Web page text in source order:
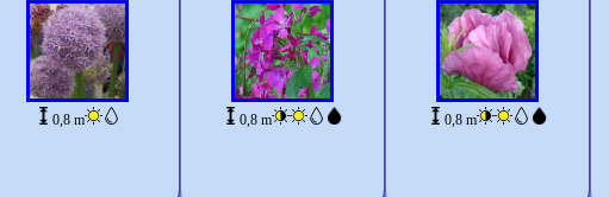
0,8 m 0,8 m 0,8 m